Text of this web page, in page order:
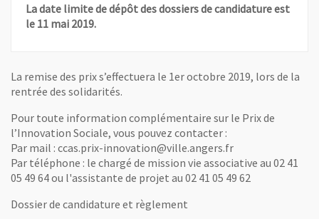
La date limite de dépôt des dossiers de candidature est
le 11 mai 2019.
La remise des prix s’effectuera le 1er octobre 2019, lors de la
rentrée des solidarités.
Pour toute information complémentaire sur le Prix de
l’Innovation Sociale, vous pouvez contacter :
Par mail : ccas.prix-innovation@ville.angers.fr
Par téléphone : le chargé de mission vie associative au 02 41
05 49 64 ou l'assistante de projet au 02 41 05 49 62
Dossier de candidature et règlement